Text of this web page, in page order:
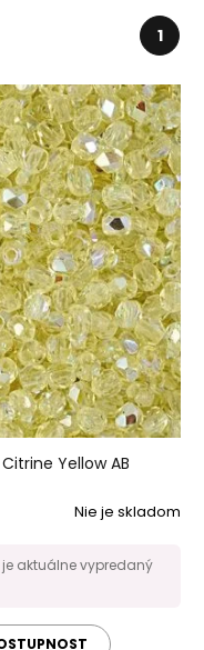
1
Yellow AB
Nie je skladom
aktuálne vypredaný